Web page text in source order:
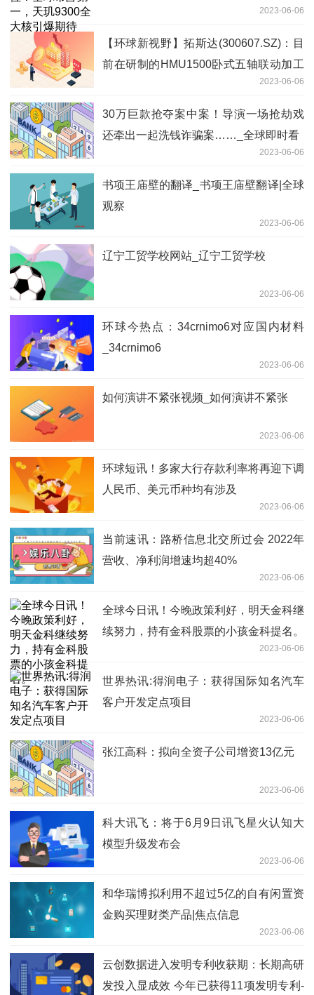
2023-06-06
【环球新视野】拓斯达(300607.SZ)：目
前在研制的HMU1500卧式五轴联动加工
2023-06-06
30万巨款抢夺案中案！导演一场抢劫戏
还牵出一起洗钱诈骗案……_全球即时看
2023-06-06
书项王庙壁的翻译_书项王庙壁翻译|全球
观察
2023-06-06
辽宁工贸学校网站_辽宁工贸学校
2023-06-06
环球今热点：34crnimo6对应国内材料
_34crnimo6
2023-06-06
如何演讲不紧张视频_如何演讲不紧张
2023-06-06
环球短讯！多家大行存款利率将再迎下调
人民币、美元币种均有涉及
2023-06-06
当前速讯：路桥信息北交所过会 2022年
营收、净利润增速均超40%
2023-06-06
全球今日讯！今晚政策利好，明天金科继
续努力，持有金科股票的小孩金科提名。
2023-06-06
世界热讯:得润电子：获得国际知名汽车
客户开发定点项目
2023-06-06
张江高科：拟向全资子公司增资13亿元
2023-06-06
科大讯飞：将于6月9日讯飞星火认知大
模型升级发布会
2023-06-06
和华瑞博拟利用不超过5亿的自有闲置资
金购买理财类产品|焦点信息
2023-06-06
云创数据进入发明专利收获期：长期高研
发投入显成效 今年已获得11项发明专利-